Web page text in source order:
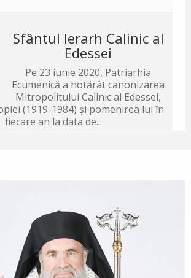
Sfântul Ierarh Calinic al
Edessei
Pe 23 iunie 2020, Patriarhia
Ecumenică a hotărât canonizarea
Mitropolitului Calinic al Edessei,
(1919-1984) și pomenirea lui în
fiecare an la data de...
Sfântul Ierarh Emilian,
mărturisitorul lui Hristos, a trăit
împărăției lui Leon Armeanul,
icoanelor, și fiind el episcop
al Cizicului, de...